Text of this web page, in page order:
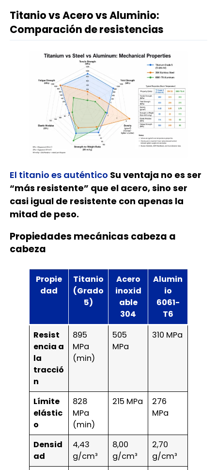
Titanio vs Acero vs Aluminio:
Comparación de resistencias
El titanio es auténtico Su ventaja no es ser
“más resistente” que el acero, sino ser
casi igual de resistente con apenas la
mitad de peso.
Propiedades mecánicas cabeza a
cabeza
Propie
dad
Titanio
(Grado
5)
Acero
inoxid
able
304
Alumin
io
6061-
T6
Resist
encia a
la
tracció
n
895
MPa
(min)
505
MPa
310 MPa
Límite
elástic
o
828
MPa
(min)
215 MPa
276
MPa
Densid
ad
4,43
g/cm³
8,00
g/cm³
2,70
g/cm³